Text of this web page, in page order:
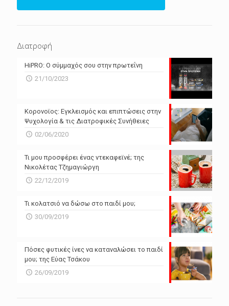
N/A
Powered by Forecast.io
Διατροφή
HiPRO: Ο σύμμαχός σου στην πρωτεΐνη
21/10/2023
Κορονοϊος: Εγκλεισμός και επιπτώσεις στην
Ψυχολογία & τις Διατροφικές Συνήθειες
02/06/2020
Τι μου προσφέρει ένας ντεκαφεϊνέ; της
Νικολέτας Τζημαγιώργη
22/12/2019
Τι κολατσιό να δώσω στο παιδί μου;
30/09/2019
Πόσες φυτικές ίνες να καταναλώσει το παιδί
μου; της Εύας Τσάκου
26/09/2019